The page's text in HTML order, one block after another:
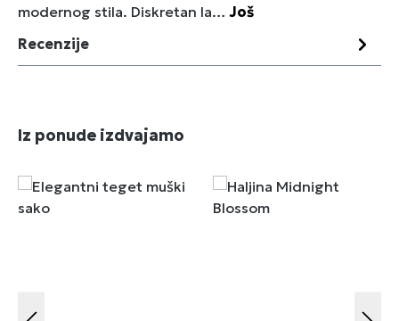
modernog stila. Diskretan la…Još
Recenzije
Preskoči galeriju proizvoda
Iz ponude izdvajamo